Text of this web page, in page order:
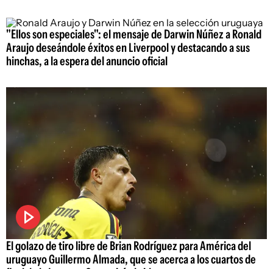
"Ellos son especiales": el mensaje de Darwin Núñez a Ronald
Araujo deseándole éxitos en Liverpool y destacando a sus
hinchas, a la espera del anuncio oficial
El golazo de tiro libre de Brian Rodríguez para América del
uruguayo Guillermo Almada, que se acerca a los cuartos de